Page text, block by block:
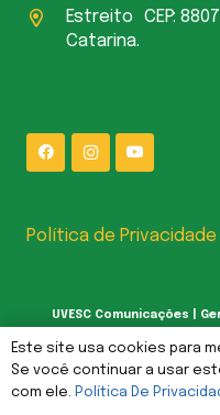
Estreito CEP:
Catarina.
Política de Privacidade
UVESC Comunicações |
Este site usa cookies para
Se você continuar a usar
com ele. Política De